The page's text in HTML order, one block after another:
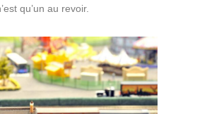
qu’un au revoir.